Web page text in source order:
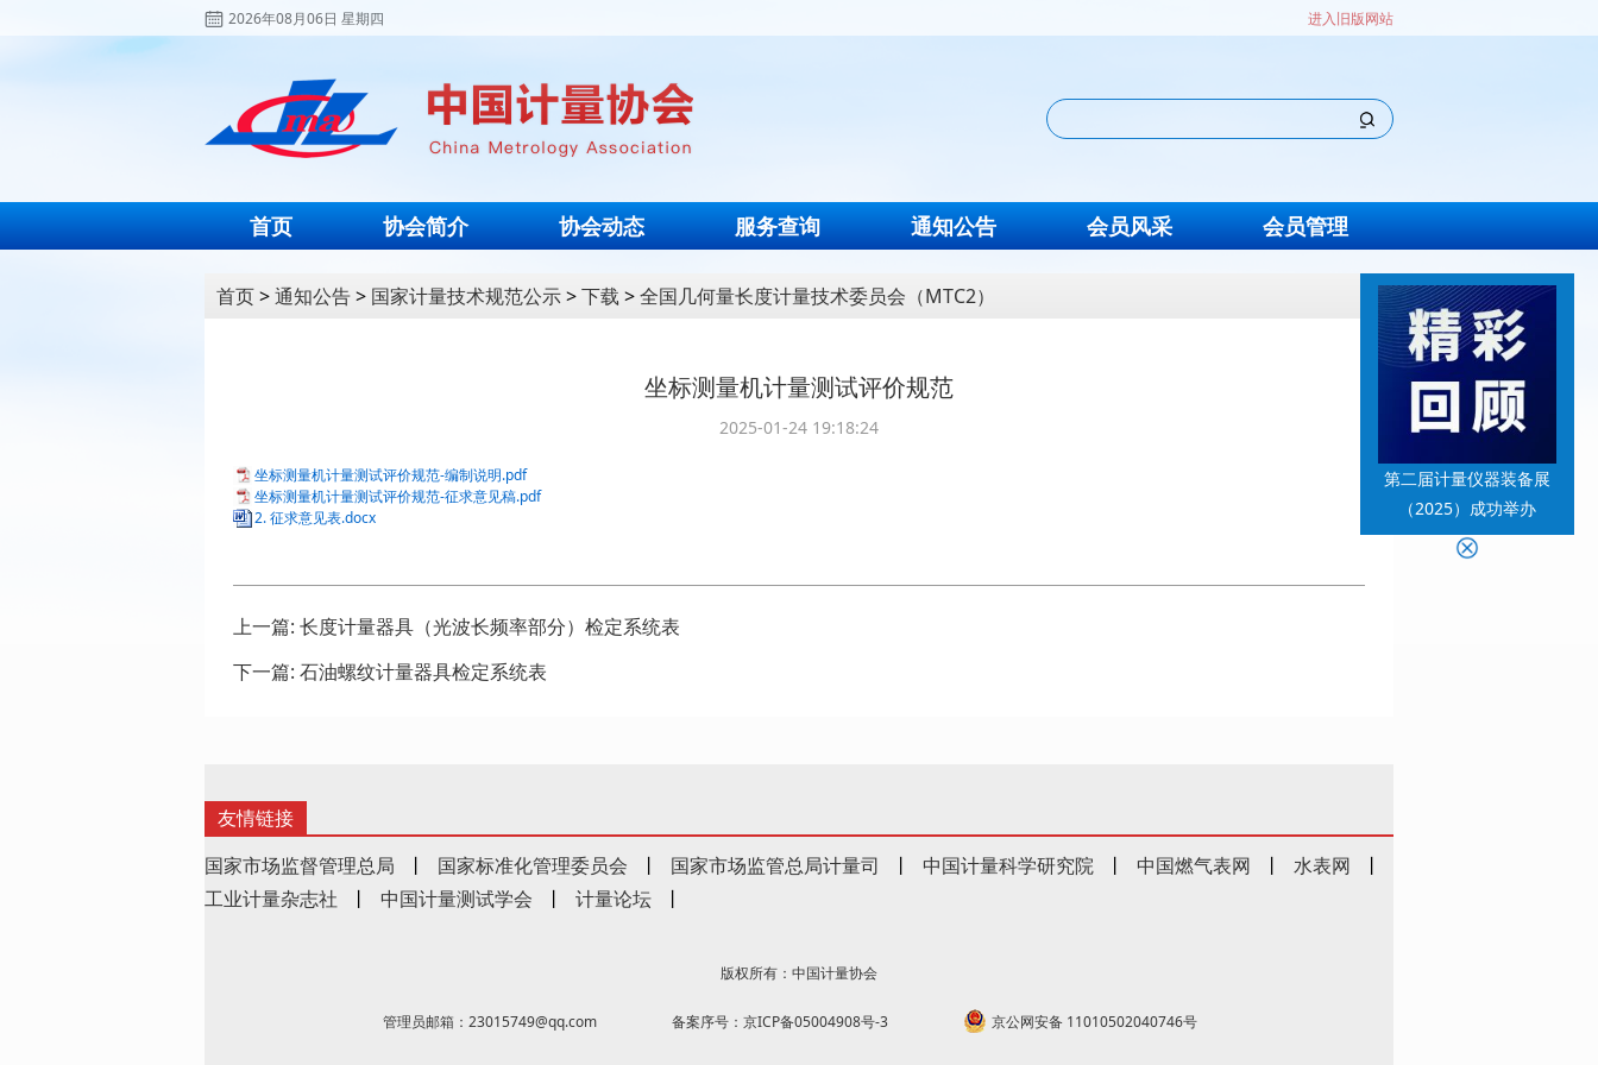
2026年08月06日 星期四 进入旧版网站
首页 协会简介 协会动态 服务查询 通知公告 会员风采 会员管理
第二届计量仪器装备展
（2025）成功举办
首页>通知公告> 国家计量技术规范公示>下载 >全国几何量长度计量技术委员会（MTC2）
坐标测量机计量测试评价规范
2025-01-24 19:18:24
坐标测量机计量测试评价规范-编制说明.pdf
坐标测量机计量测试评价规范-征求意见稿.pdf
2. 征求意见表.docx
上一篇: 长度计量器具（光波长频率部分）检定系统表
下一篇: 石油螺纹计量器具检定系统表
友情链接
国家市场监督管理总局
丨 国家标准化管理委员会 丨 国家市场监管总局计量司 丨 中国计量科学研究院 丨 中国燃气表网 丨 水表网
丨
工业计量杂志社
丨 中国计量测试学会 丨 计量论坛 丨
版权所有：中国计量协会
管理员邮箱：23015749@qq.com 备案序号：京ICP备05004908号-3 京公网安备 11010502040746号